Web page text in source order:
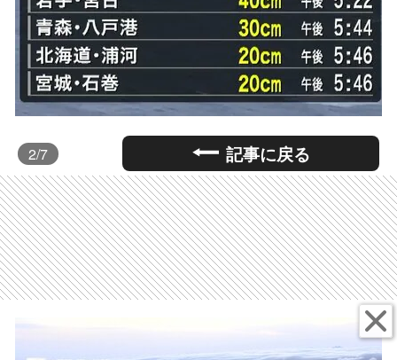
2/7 記事に戻る